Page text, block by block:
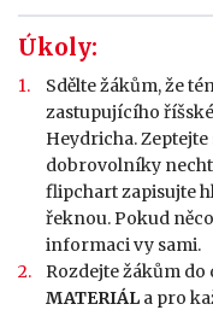
Úkoly:
Sdělte žákům, že
zastupujícího
Heydricha. Zeptejte
dobrovolníky
flipchart zapisujte
řeknou. Pokud
informaci vy sami.
Rozdejte žákům
MATERIÁL a pro